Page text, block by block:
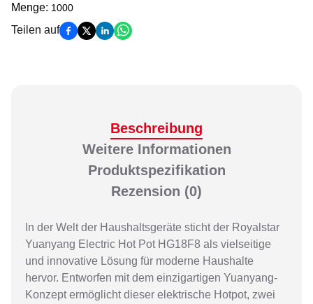
Menge: 1000
Teilen auf
Beschreibung
Weitere Informationen
Produktspezifikation
Rezension (0)
In der Welt der Haushaltsgeräte sticht der Royalstar
Yuanyang Electric Hot Pot HG18F8 als vielseitige
und innovative Lösung für moderne Haushalte
hervor. Entworfen mit dem einzigartigen Yuanyang-
Konzept ermöglicht dieser elektrische Hotpot, zwei